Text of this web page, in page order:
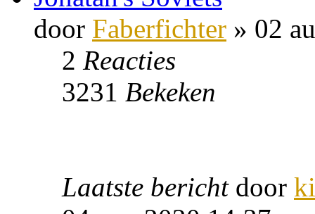
door Faberfichter » 02
2 Reacties
3231 Bekeken
Laatste bericht door